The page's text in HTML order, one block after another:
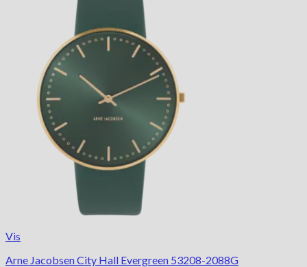
Vis
Arne Jacobsen City Hall Evergreen 53208-2088G